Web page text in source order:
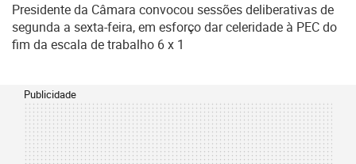
Presidente da Câmara convocou sessões deliberativas de
segunda a sexta-feira, em esforço dar celeridade à PEC do
fim da escala de trabalho 6 x 1
Publicidade